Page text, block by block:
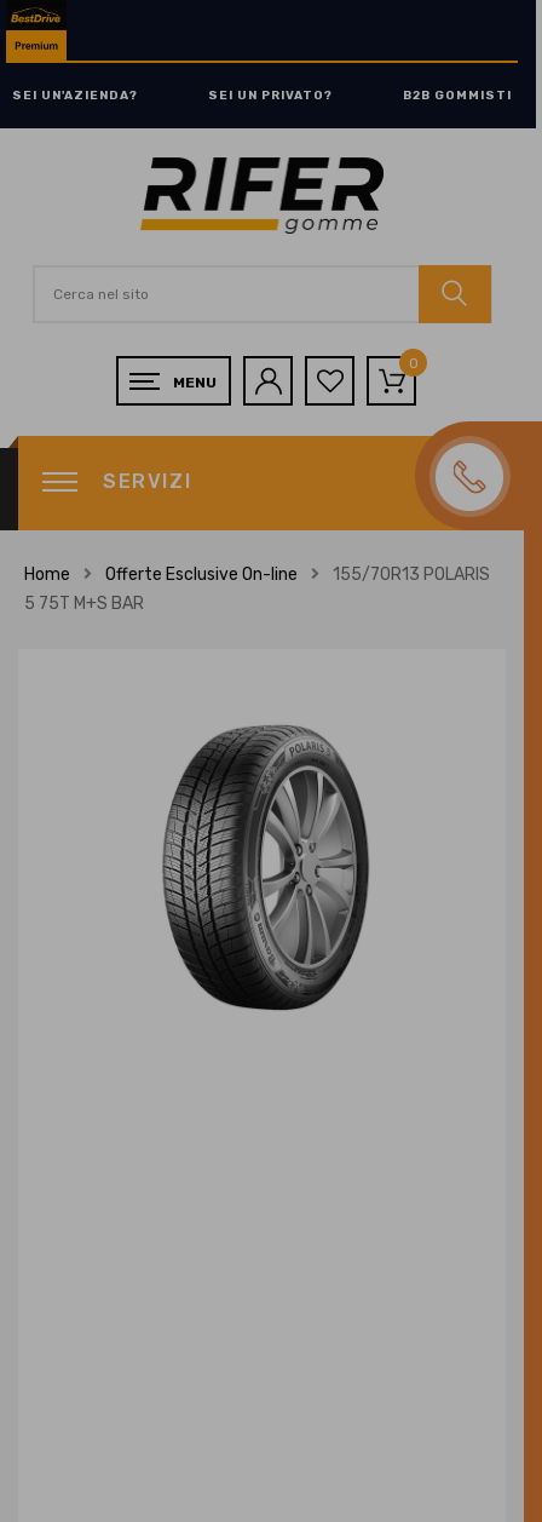
SEI UN'AZIENDA? SEI UN PRIVATO? B2B GOMMISTI
0
SERVIZI
Home Offerte Esclusive On-line
155/70R13 POLARIS
5 75T M+S BAR